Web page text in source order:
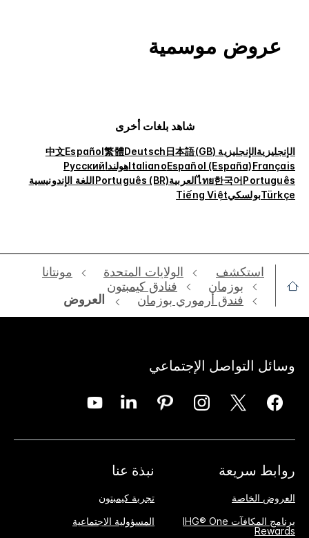
عروض موسمية
شاهد بلغات أخرى
الإنجليزيةالإنجليزية (GB) 日本語
Deutsch
繁體
Español
中文
Français
Español (España)
ItalianoهولنداРусский
Português
한국어
ไทยالعربيةPortuguês (BR)اللغة الإندونيسية
TürkçeبولسكيTiếng Việt
استكشف الولايات المتحدة
مونتانا
بوزمان
فنادق كيمبتون
فندق أرموري بوزمان
العروض
وسائل التواصل الإجتماعي
روابط سريعة
العروض الخاصة
برنامج المكافآت IHG® One
Rewards
نبذة عنا
تجربة كيمبتون
المسؤولية الاجتماعية